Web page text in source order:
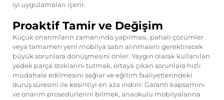
iyi uygulamaları içerir.
Proaktif Tamir ve Değişim
Küçük onarımların zamanında yapılması, pahalı çözümler
veya tamamen yeni mobilya satın alınmasını gerektirecek
büyük sorunlara dönüşmesini önler. Yaygın olarak kullanılan
yedek parça stoklarını tutmak, ortaya çıkan sorunlara hızlı
müdahale edilmesini sağlar ve eğitim faaliyetlerindeki
duruş süresini ile kesintiyi en aza indirir. Garanti kapsamını
ve onarım prosedürlerini bilmek, anaokulu mobilyalarına